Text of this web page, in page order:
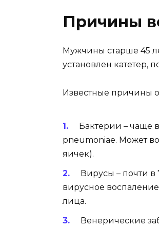
Причины
Мужчины старше 45
установлен катетер,
Известные причины
Бактерии – чаще
pneumoniae. Может
яичек).
Вирусы – почти в
вирусное
лица.
Венерические